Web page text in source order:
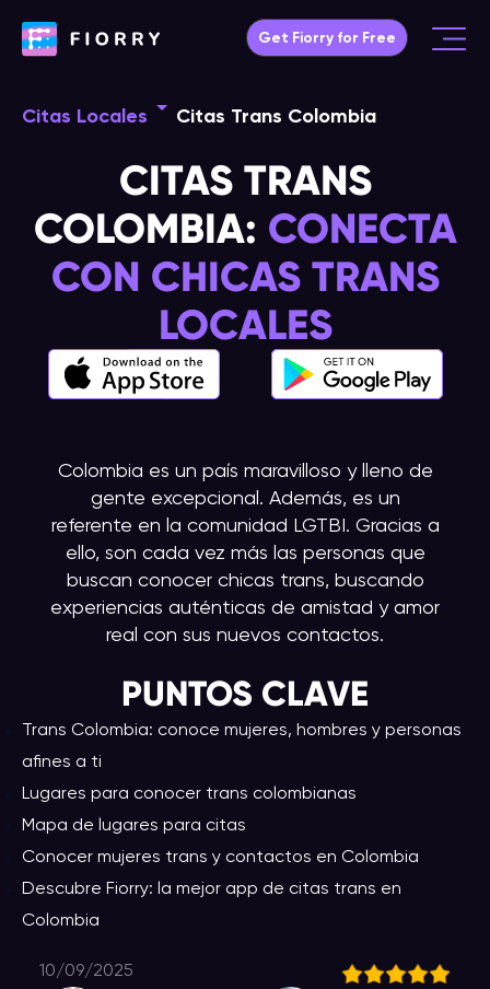
Get Fiorry for Free
Main
Citas Locales Citas Trans Colombia
CITAS TRANS
COLOMBIA: CONECTA
CON CHICAS TRANS
LOCALES
Colombia es un país maravilloso y lleno de
gente excepcional. Además, es un
referente en la comunidad LGTBI. Gracias a
ello, son cada vez más las personas que
buscan conocer chicas trans, buscando
experiencias auténticas de amistad y amor
real con sus nuevos contactos.
PUNTOS CLAVE
Trans Colombia: conoce mujeres, hombres y personas
afines a ti
Lugares para conocer trans colombianas
Mapa de lugares para citas
Conocer mujeres trans y contactos en Colombia
Descubre Fiorry: la mejor app de citas trans en
Colombia
10/09/2025